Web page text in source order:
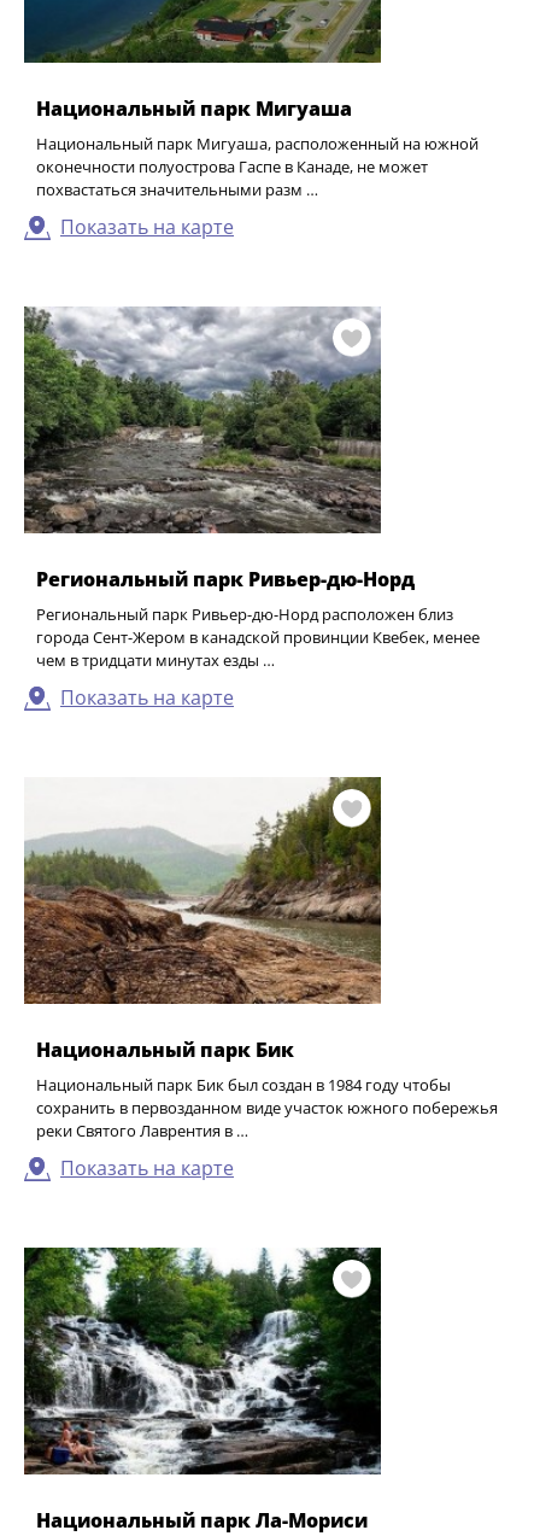
Национальный парк Мигуаша
Национальный парк Мигуаша, расположенный на южной
оконечности полуострова Гаспе в Канаде, не может
похвастаться значительными разм …
Показать на карте
Региональный парк Ривьер-дю-Норд
Региональный парк Ривьер-дю-Норд расположен близ
города Сент-Жером в канадской провинции Квебек, менее
чем в тридцати минутах езды …
Показать на карте
Национальный парк Бик
Национальный парк Бик был создан в 1984 году чтобы
сохранить в первозданном виде участок южного побережья
реки Святого Лаврентия в …
Показать на карте
Национальный парк Ла-Мориси